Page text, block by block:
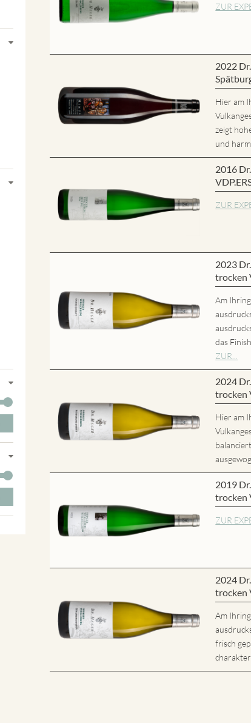
ZUR
2022
Hier am
zeigt
und
2016
ZUR
2023
trocken
Am
das Finish.
ZUR...
2024
trocken
Hier am
2019
trocken
ZUR
2024
trocken
Am
frisch